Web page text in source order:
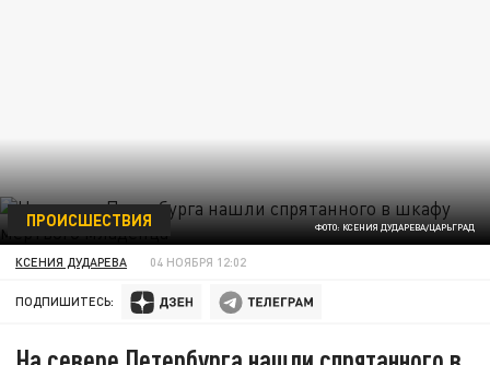
ФОТО: КСЕНИЯ ДУДАРЕВА/ЦАРЬГРАД
ПРОИСШЕСТВИЯ
КСЕНИЯ ДУДАРЕВА 04 НОЯБРЯ 12:02
ПОДПИШИТЕСЬ: